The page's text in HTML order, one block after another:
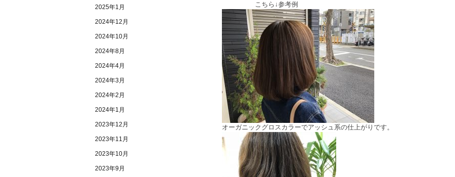
2025年1月
2024年12月
2024年10月
2024年8月
2024年4月
2024年3月
2024年2月
2024年1月
2023年12月
2023年11月
2023年10月
2023年9月
こちら↓参考例
オーガニックグロスカラーでアッシュ系の仕上がりです。